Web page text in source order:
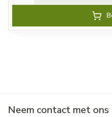
Neem contact met ons